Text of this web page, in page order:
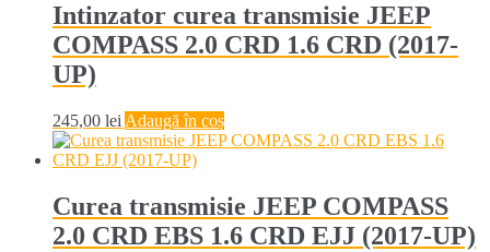
Intinzator curea transmisie JEEP
COMPASS 2.0 CRD 1.6 CRD (2017-
UP)
245,00 lei Adaugă în coș
Curea transmisie JEEP COMPASS
2.0 CRD EBS 1.6 CRD EJJ (2017-UP)